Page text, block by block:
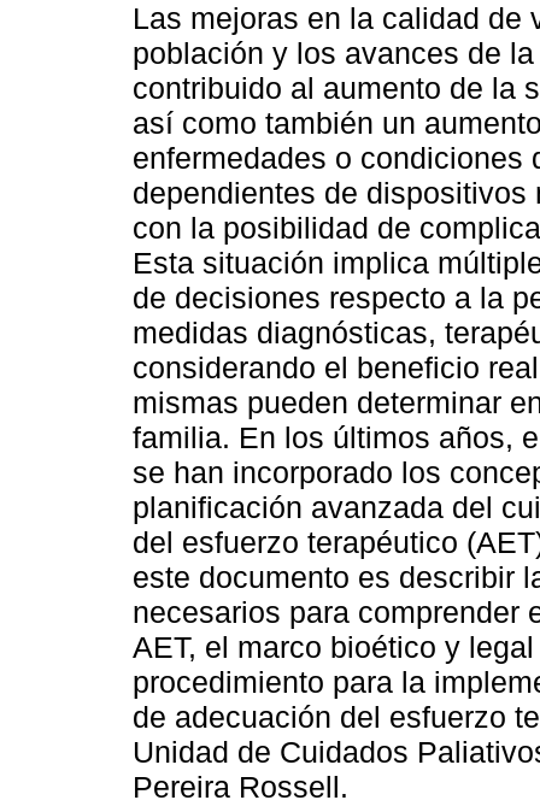
Las mejoras en la calidad de
población y los avances de
contribuido al aumento de la
así como también un
enfermedades o condiciones
dependientes de
con la posibilidad de
Esta situación implica
de decisiones respecto a la
medidas diagnósticas,
considerando el beneficio
mismas pueden determinar
familia. En los últimos años,
se han incorporado los
planificación avanzada del
del esfuerzo terapéutico
este documento es describir
necesarios para comprender
AET, el marco bioético y
procedimiento para la
de adecuación del esfuerzo
Unidad de Cuidados
Pereira Rossell.